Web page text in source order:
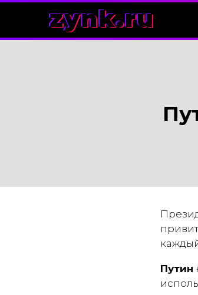
zynk.ru
Путин